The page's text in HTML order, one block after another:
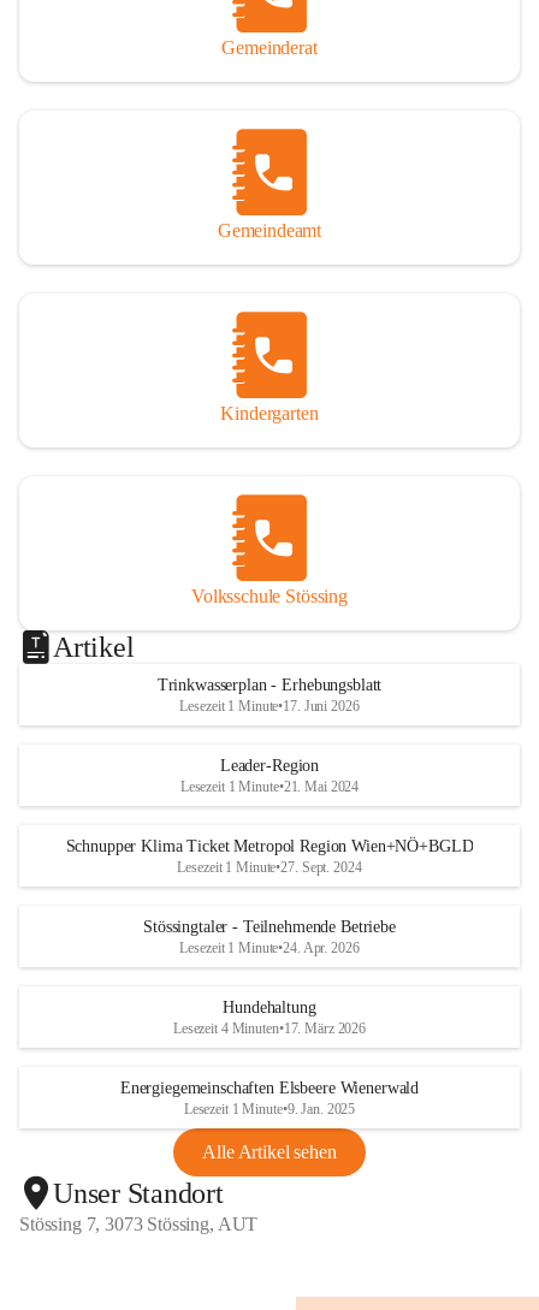
Gemeinderat
Gemeindeamt
Kindergarten
Volksschule Stössing
Artikel
Trinkwasserplan - Erhebungsblatt
Lesezeit 1 Minute•17. Juni 2026
Leader-Region
Lesezeit 1 Minute•21. Mai 2024
Schnupper Klima Ticket Metropol Region Wien+NÖ+BGLD
Lesezeit 1 Minute•27. Sept. 2024
Stössingtaler - Teilnehmende Betriebe
Lesezeit 1 Minute•24. Apr. 2026
Hundehaltung
Lesezeit 4 Minuten•17. März 2026
Energiegemeinschaften Elsbeere Wienerwald
Lesezeit 1 Minute•9. Jan. 2025
Alle Artikel sehen
Unser Standort
Stössing 7, 3073 Stössing, AUT